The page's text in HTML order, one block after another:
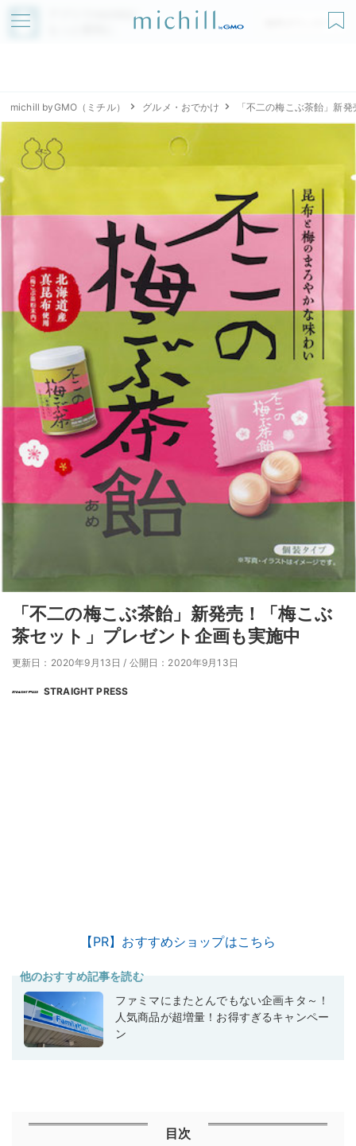
アプリでmichillが
無料ダウンロード
michill byGMO（ミチル） グルメ・おでかけ 「不二の梅こぶ茶飴」新
「不二の梅こぶ茶飴」新発売！「梅こぶ
茶セット」プレゼント企画も実施中
更新日：2020年9月13日 / 公開日：2020年9月13日
STRAIGHT PRESS
【PR】おすすめショップはこちら
他のおすすめ記事を読む
ファミマにまたとんでもない企画キタ～！
人気商品が超増量！お得すぎるキャンペー
ン
目次